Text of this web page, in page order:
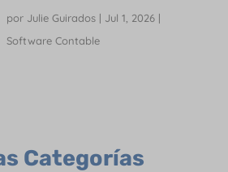
por Julie Guirados| Jul 1, 2026|
Software Contable
Categorías